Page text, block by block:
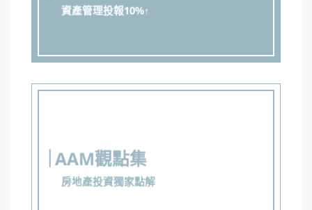
資產管理投報10%↑
AAM觀點集
房地產投資獨家點解